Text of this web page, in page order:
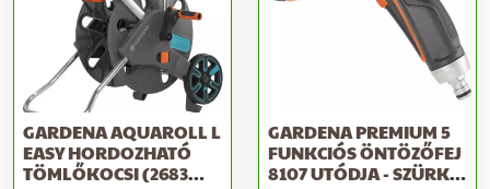
GARDENA AQUAROLL L
EASY HORDOZHATÓ
TÖMLŐKOCSI (2683
GARDENA PREMIUM 5
FUNKCIÓS ÖNTÖZŐFEJ
8107 UTÓDJA - SZÜRKE-